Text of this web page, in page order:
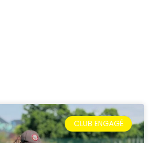
CLUB ENGAGÉ